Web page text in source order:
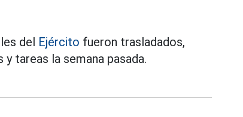
del Ejército fueron trasladados,
tareas la semana pasada.